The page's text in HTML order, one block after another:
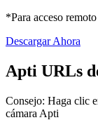
*Para acceso
Descargar Ahora
Apti URLs
Consejo: Haga clic
cámara Apti